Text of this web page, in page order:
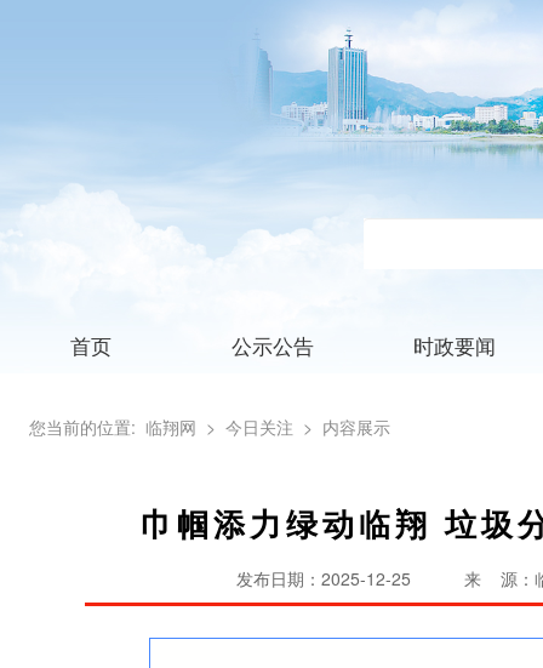
首页 公示公告 时政要闻
您当前的位置: 临翔网 > 今日关注 > 内容展示
巾帼添力绿动临翔 垃圾
发布日期：2025-12-25 来 源：